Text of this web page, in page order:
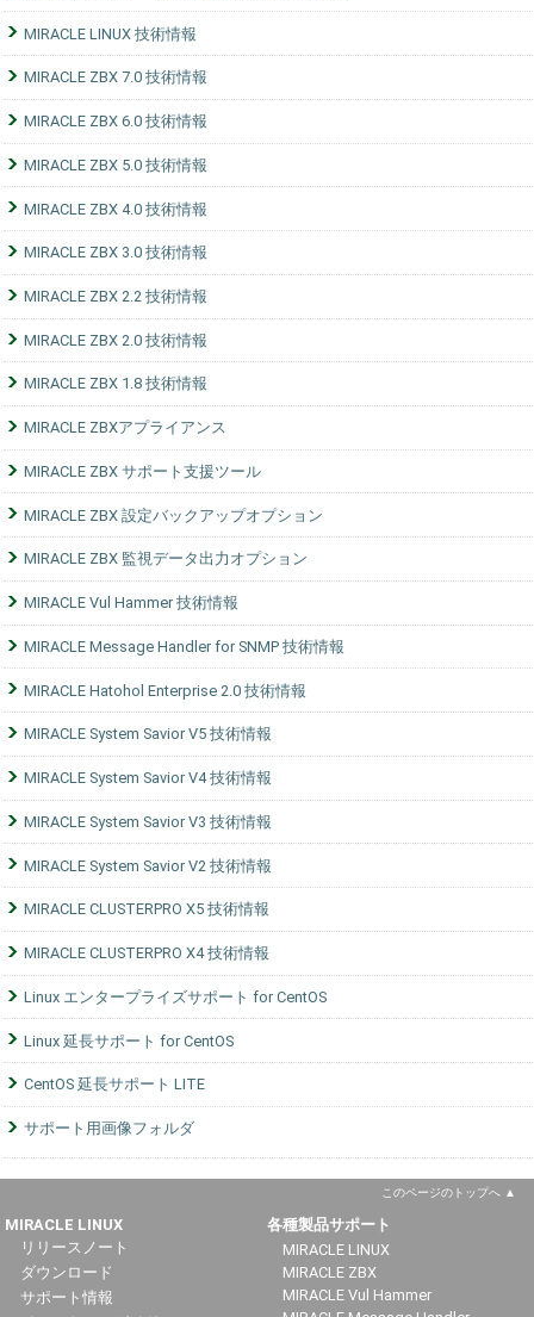
MIRACLE LINUX 技術情報
MIRACLE ZBX 7.0 技術情報
MIRACLE ZBX 6.0 技術情報
MIRACLE ZBX 5.0 技術情報
MIRACLE ZBX 4.0 技術情報
MIRACLE ZBX 3.0 技術情報
MIRACLE ZBX 2.2 技術情報
MIRACLE ZBX 2.0 技術情報
MIRACLE ZBX 1.8 技術情報
MIRACLE ZBXアプライアンス
MIRACLE ZBX サポート支援ツール
MIRACLE ZBX 設定バックアップオプション
MIRACLE ZBX 監視データ出力オプション
MIRACLE Vul Hammer 技術情報
MIRACLE Message Handler for SNMP 技術情報
MIRACLE Hatohol Enterprise 2.0 技術情報
MIRACLE System Savior V5 技術情報
MIRACLE System Savior V4 技術情報
MIRACLE System Savior V3 技術情報
MIRACLE System Savior V2 技術情報
MIRACLE CLUSTERPRO X5 技術情報
MIRACLE CLUSTERPRO X4 技術情報
Linux エンタープライズサポート for CentOS
Linux 延長サポート for CentOS
CentOS 延長サポート LITE
サポート用画像フォルダ
このページのトップへ
MIRACLE LINUX
リリースノート
ダウンロード
サポート情報
各種製品サポート
MIRACLE LINUX
MIRACLE ZBX
MIRACLE Vul Hammer